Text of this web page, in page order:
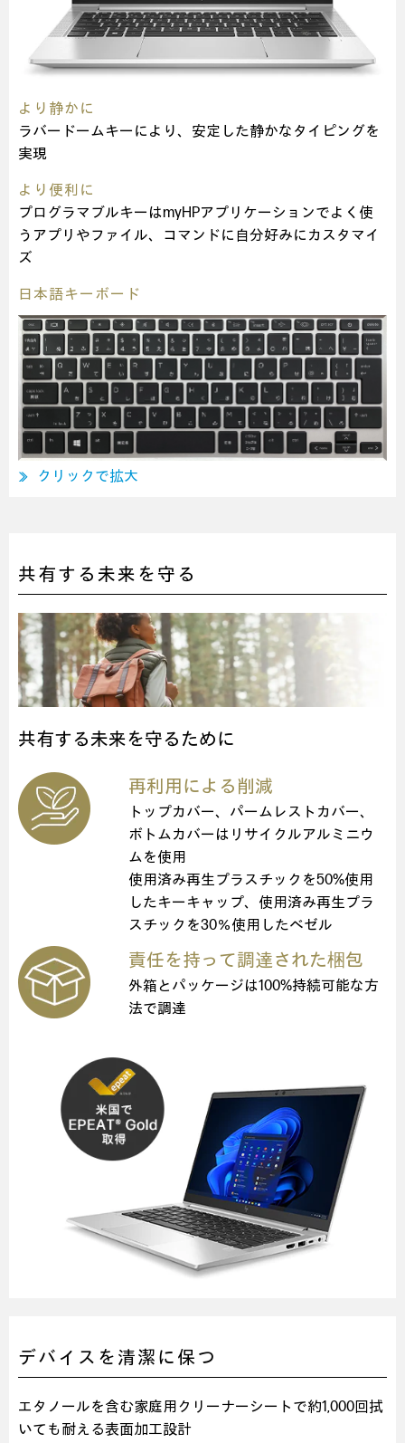
より静かに
ラバードームキーにより、安定した静かなタイピングを
実現
より便利に
プログラマブルキーはmyHPアプリケーションでよく使
うアプリやファイル、コマンドに自分好みにカスタマイ
ズ
日本語キーボード
≫ クリックで拡大
共有する未来を守る
共有する未来を守るために
再利用による削減
トップカバー、パームレストカバー、
ボトムカバーはリサイクルアルミニウ
ムを使用
使用済み再生プラスチックを50%使用
したキーキャップ、使用済み再生プラ
スチックを30％使用したベゼル
責任を持って調達された梱包
外箱とパッケージは100%持続可能な方
法で調達
デバイスを清潔に保つ
エタノールを含む家庭用クリーナーシートで約1,000回拭
いても耐える表面加工設計